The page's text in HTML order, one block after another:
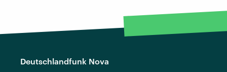
Deutschlandfunk Nova